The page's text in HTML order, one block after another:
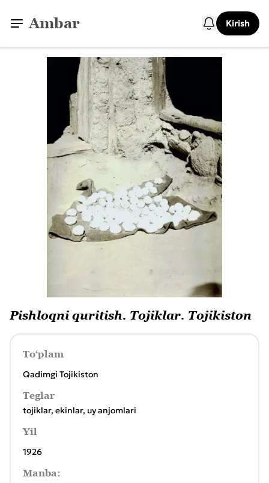
Ambar Kirish
Pishloqni quritish. Тojiklar. Tojikiston
To‘plam
Qadimgi Tojikiston
Teglar
tojiklar, ekinlar, uy anjomlari
Yil
1926
Manba: